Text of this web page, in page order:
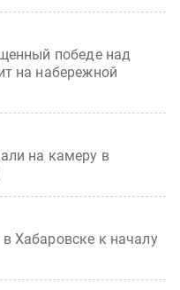
победе над
на набережной
на камеру в
Хабаровске к началу